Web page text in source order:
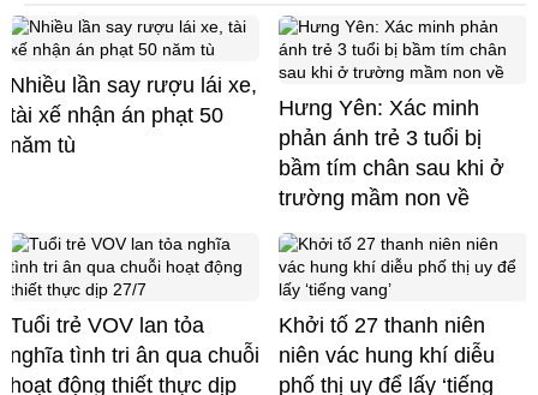
Nhiều lần say rượu lái xe,
tài xế nhận án phạt 50
năm tù
Hưng Yên: Xác minh
phản ánh trẻ 3 tuổi bị
bầm tím chân sau khi ở
trường mầm non về
Tuổi trẻ VOV lan tỏa
nghĩa tình tri ân qua chuỗi
hoạt động thiết thực dịp
Khởi tố 27 thanh niên
niên vác hung khí diễu
phố thị uy để lấy ‘tiếng